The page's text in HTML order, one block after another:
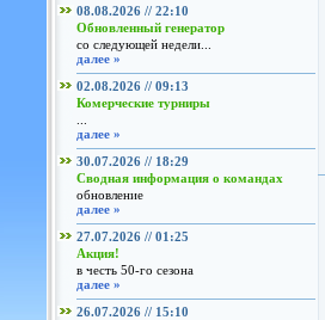
08.08.2026 // 22:10
Обновленный генератор
со следующей недели...
далее »
02.08.2026 // 09:13
Комерческие турниры
далее »
30.07.2026 // 18:29
Сводная информация о командах
обновление
далее »
27.07.2026 // 01:25
Акция!
в честь 50-го сезона
далее »
26.07.2026 // 15:10